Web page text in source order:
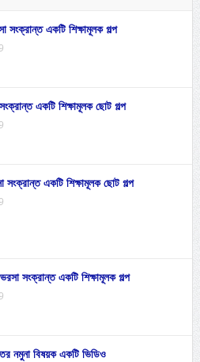
সংক্রান্ত একটি শিক্ষামূলক গল্প
একটি শিক্ষামূলক ছোট গল্প
সংক্রান্ত একটি শিক্ষামূলক ছোট গল্প
সংক্রান্ত একটি শিক্ষামূলক গল্প
নমুনা বিষয়ক একটি ভিডিও